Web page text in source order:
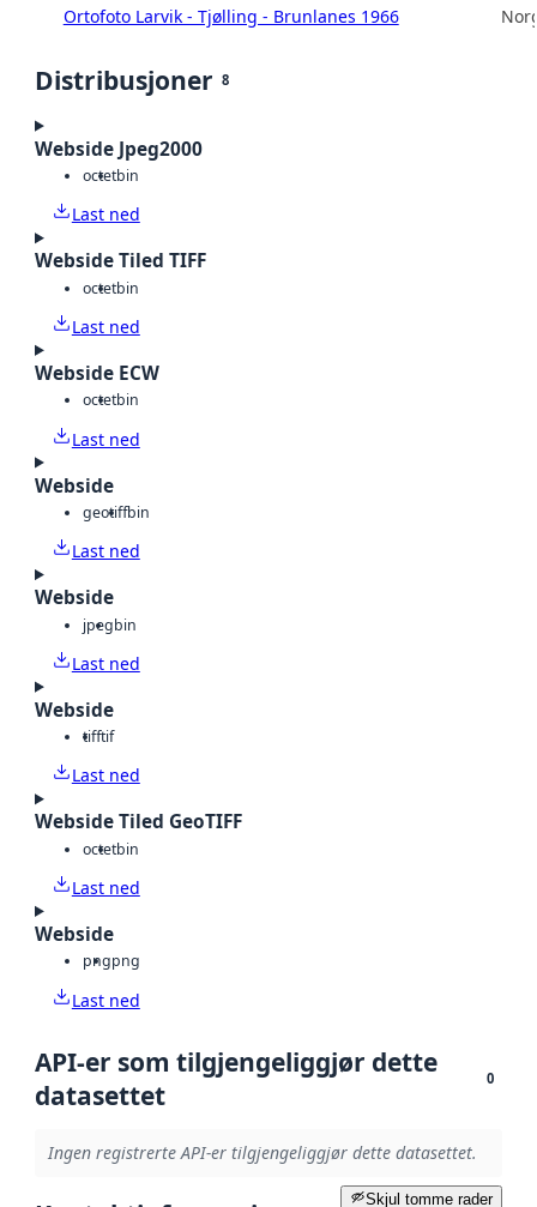
Ortofoto Larvik - Tjølling - Brunlanes 1966
Distribusjoner 8
Webside Jpeg2000
octetbin
Last ned
Webside Tiled TIFF
octetbin
Last ned
Webside ECW
octetbin
Last ned
Webside
geotiffbin
Last ned
Webside
jpegbin
Last ned
Webside
tifftif
Last ned
Webside Tiled GeoTIFF
octetbin
Last ned
Webside
pngpng
Last ned
API-er som tilgjengeliggjør dette
datasettet
0
Ingen registrerte API-er tilgjengeliggjør dette datasettet.
Skjul tomme rader